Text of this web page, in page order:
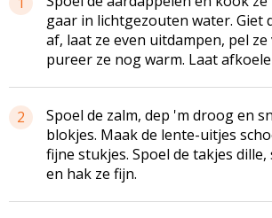
gaar in lichtgezouten water. Giet
af, laat ze even uitdampen, pel
pureer ze nog warm. Laat
2
Spoel de zalm, dep 'm droog en
blokjes. Maak de lente-uitjes
fijne stukjes. Spoel de takjes
en hak ze fijn.